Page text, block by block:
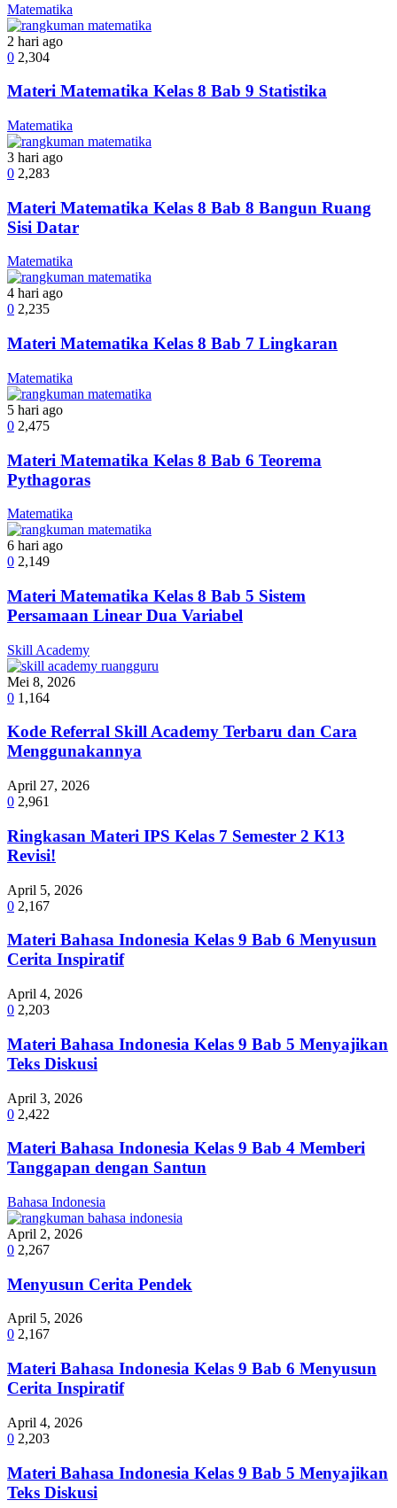
Matematika
2 hari ago
0 2,304
Materi Matematika Kelas 8 Bab 9 Statistika
Matematika
3 hari ago
0 2,283
Materi Matematika Kelas 8 Bab 8 Bangun Ruang
Sisi Datar
Matematika
4 hari ago
0 2,235
Materi Matematika Kelas 8 Bab 7 Lingkaran
Matematika
5 hari ago
0 2,475
Materi Matematika Kelas 8 Bab 6 Teorema
Pythagoras
Matematika
6 hari ago
0 2,149
Materi Matematika Kelas 8 Bab 5 Sistem
Persamaan Linear Dua Variabel
Skill Academy
Mei 8, 2026
0 1,164
Kode Referral Skill Academy Terbaru dan Cara
Menggunakannya
April 27, 2026
0 2,961
Ringkasan Materi IPS Kelas 7 Semester 2 K13
Revisi!
April 5, 2026
0 2,167
Materi Bahasa Indonesia Kelas 9 Bab 6 Menyusun
Cerita Inspiratif
April 4, 2026
0 2,203
Materi Bahasa Indonesia Kelas 9 Bab 5 Menyajikan
Teks Diskusi
April 3, 2026
0 2,422
Materi Bahasa Indonesia Kelas 9 Bab 4 Memberi
Tanggapan dengan Santun
Bahasa Indonesia
April 2, 2026
0 2,267
Menyusun Cerita Pendek
April 5, 2026
0 2,167
Materi Bahasa Indonesia Kelas 9 Bab 6 Menyusun
Cerita Inspiratif
April 4, 2026
0 2,203
Materi Bahasa Indonesia Kelas 9 Bab 5 Menyajikan
Teks Diskusi